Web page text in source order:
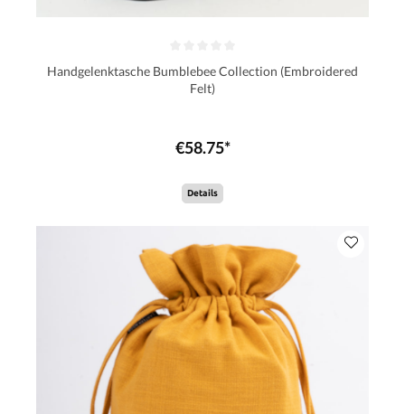
Handgelenktasche Bumblebee Collection (Embroidered
Felt)
€58.75*
Details